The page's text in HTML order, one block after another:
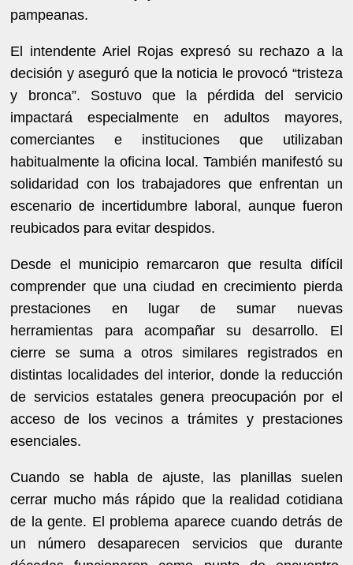
pampeanas.
El intendente Ariel Rojas expresó su rechazo a la
decisión y aseguró que la noticia le provocó “tristeza
y bronca”. Sostuvo que la pérdida del servicio
impactará especialmente en adultos mayores,
comerciantes e instituciones que utilizaban
habitualmente la oficina local. También manifestó su
solidaridad con los trabajadores que enfrentan un
escenario de incertidumbre laboral, aunque fueron
reubicados para evitar despidos.
Desde el municipio remarcaron que resulta difícil
comprender que una ciudad en crecimiento pierda
prestaciones en lugar de sumar nuevas
herramientas para acompañar su desarrollo. El
cierre se suma a otros similares registrados en
distintas localidades del interior, donde la reducción
de servicios estatales genera preocupación por el
acceso de los vecinos a trámites y prestaciones
esenciales.
Cuando se habla de ajuste, las planillas suelen
cerrar mucho más rápido que la realidad cotidiana
de la gente. El problema aparece cuando detrás de
un número desaparecen servicios que durante